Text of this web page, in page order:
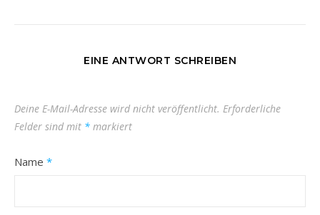
EINE ANTWORT SCHREIBEN
Deine E-Mail-Adresse wird nicht veröffentlicht. Erforderliche
Felder sind mit * markiert
Name *